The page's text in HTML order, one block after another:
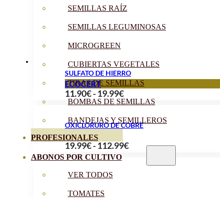
SEMILLAS RAÍZ
SEMILLAS LEGUMINOSAS
MICROGREEN
CUBIERTAS VEGETALES
TIRAS DE SEMILLAS
BOMBAS DE SEMILLAS
BANDEJAS Y SEMILLEROS
PROFESIONALES
ABONOS POR CULTIVO
VER TODOS
TOMATES
12.99€
89.90€
SULFATO DE HIERRO
11.90€-19.99€Rango
de
precios:
11.90€
ECOCERT
OXICLORURO DE COBRE
19.99€-112.99€Rango